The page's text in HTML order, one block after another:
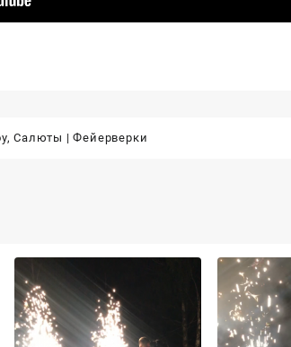
,Салюты | Фейерверки